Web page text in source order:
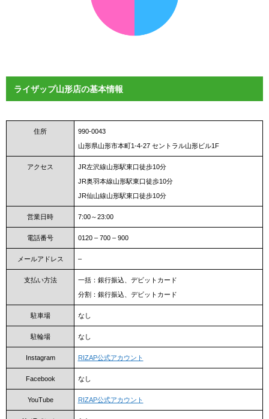
ライザップ山形店の基本情報
住所
990-0043
山形県山形市本町1-4-27 セントラル山形ビル1F
アクセス
JR左沢線山形駅東口徒歩10分
JR奥羽本線山形駅東口徒歩10分
JR仙山線山形駅東口徒歩10分
営業日時 7:00～23:00
電話番号 0120 – 700 – 900
メールアドレス –
支払い方法
一括：銀行振込、デビットカード
分割：銀行振込、デビットカード
駐車場 なし
駐輪場 なし
Instagram RIZAP公式アカウント
Facebook なし
YouTube RIZAP公式アカウント